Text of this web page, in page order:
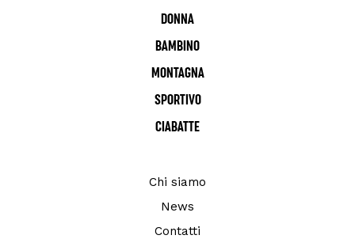
DONNA
BAMBINO
MONTAGNA
SPORTIVO
CIABATTE
Chi siamo
News
Contatti